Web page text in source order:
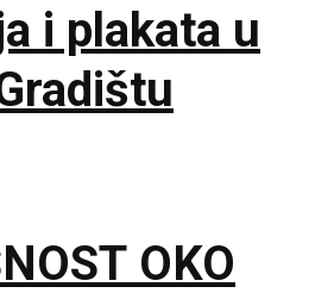
i plakata u
OKO